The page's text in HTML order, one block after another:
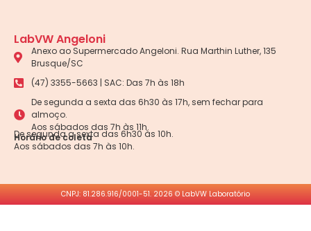
LabVW Angeloni
Anexo ao Supermercado Angeloni. Rua Marthin Luther, 135
Brusque/SC
(47) 3355-5663 | SAC: Das 7h às 18h
De segunda a sexta das 6h30 às 17h, sem fechar para
almoço.
Aos sábados das 7h às 11h.
Horário de coleta
De segunda a sexta das 6h30 às 10h.
Aos sábados das 7h às 10h.
CNPJ: 81.286.916/0001-51. 2026 © LabVW Laboratório